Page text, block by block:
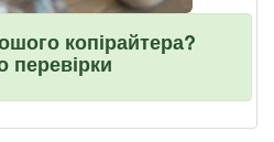
копірайтера?
перевірки